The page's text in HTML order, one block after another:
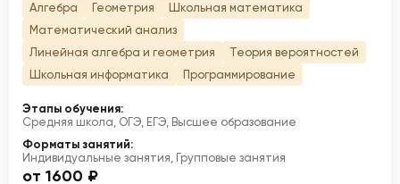
Алгебра Геометрия
Школьная математика
Математический анализ
Линейная алгебра и геометрия
Теория вероятностей
Школьная информатика
Программирование
Этапы обучения:
Средняя школа, ОГЭ, ЕГЭ, Высшее образование
Форматы занятий:
Индивидуальные занятия, Групповые занятия
от 1600 ₽